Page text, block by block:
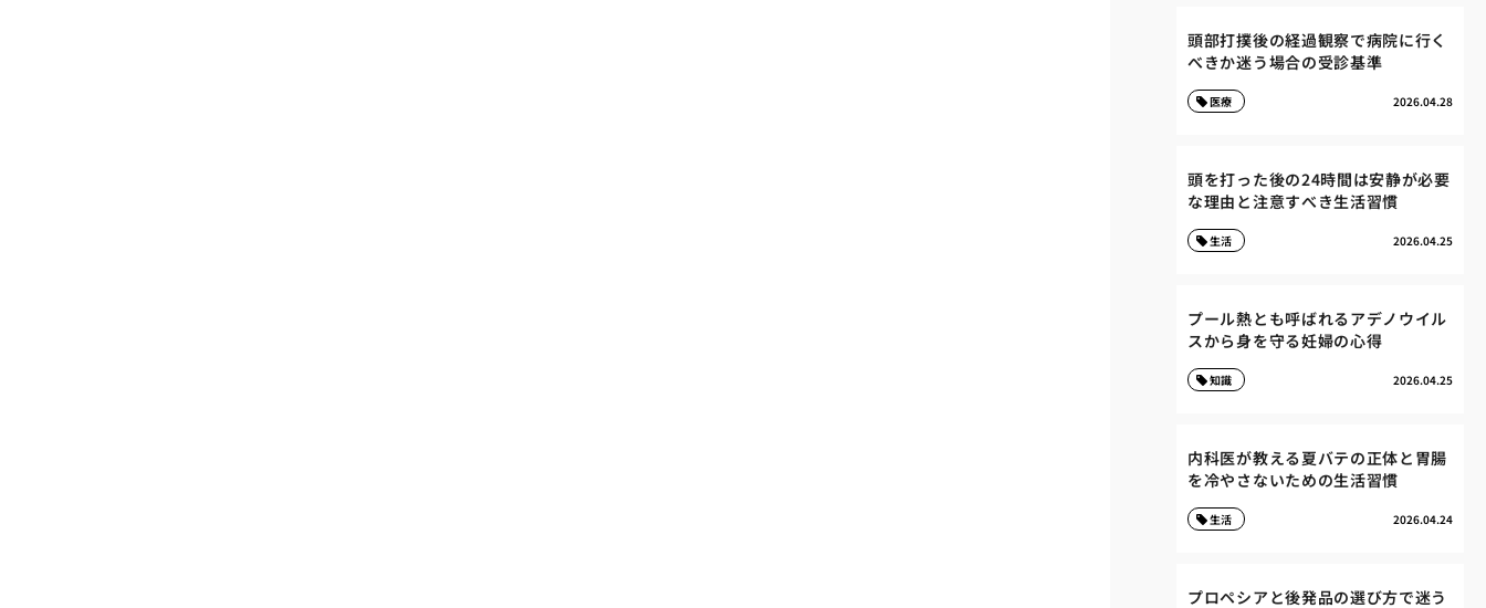
頭部打撲後の経過観察で病院に行く
べきか迷う場合の受診基準
2026.04.28
医療
頭を打った後の24時間は安静が必要
な理由と注意すべき生活習慣
2026.04.25
生活
プール熱とも呼ばれるアデノウイル
スから身を守る妊婦の心得
2026.04.25
知識
内科医が教える夏バテの正体と胃腸
を冷やさないための生活習慣
2026.04.24
生活
プロペシアと後発品の選び方で迷う